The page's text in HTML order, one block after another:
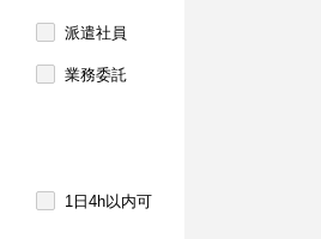
派遣社員
業務委託
1日4h以内可